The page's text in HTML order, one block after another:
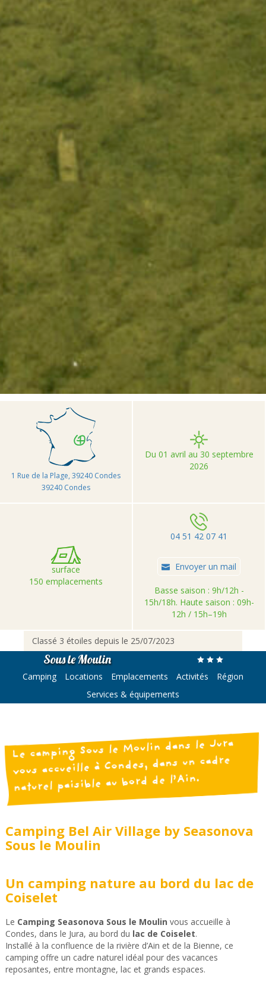
Camping et Location de vacances Seasonova
1 Rue de la Plage, 39240 Condes
39240 Condes
Du 01 avril au 30 septembre
2026
surface
150 emplacements
04 51 42 07 41
Envoyer un mail
Basse saison : 9h/12h -
15h/18h. Haute saison : 09h-
12h / 15h–19h
Classé 3 étoiles depuis le 25/07/2023
Sous le Moulin
Camping Locations Emplacements Activités
Région
Services & équipements
Le camping Sous le Moulin dans le Jura
vous accueille à Condes, dans un cadre
naturel paisible au bord de l’Ain.
Camping Bel Air Village by Seasonova
Sous le Moulin
Un camping nature au bord du lac de
Coiselet
Le Camping Seasonova Sous le Moulin vous accueille à
Condes, dans le Jura, au bord du lac de Coiselet.
Installé à la confluence de la rivière d’Ain et de la Bienne, ce
camping offre un cadre naturel idéal pour des vacances
reposantes, entre montagne, lac et grands espaces.